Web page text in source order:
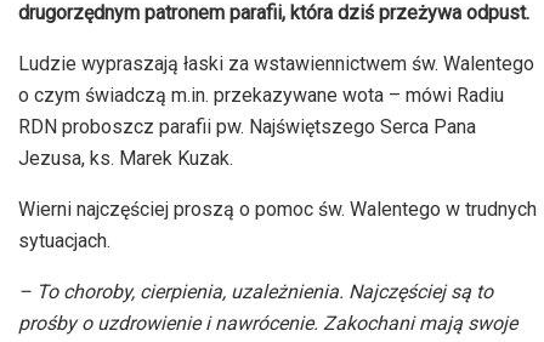
drugorzędnym patronem parafii, która dziś przeżywa odpust.
Ludzie wypraszają łaski za wstawiennictwem św. Walentego
o czym świadczą m.in. przekazywane wota – mówi Radiu
RDN proboszcz parafii pw. Najświętszego Serca Pana
Jezusa, ks. Marek Kuzak.
Wierni najczęściej proszą o pomoc św. Walentego w trudnych
sytuacjach.
– To choroby, cierpienia, uzależnienia. Najczęściej są to
prośby o uzdrowienie i nawrócenie. Zakochani mają swoje